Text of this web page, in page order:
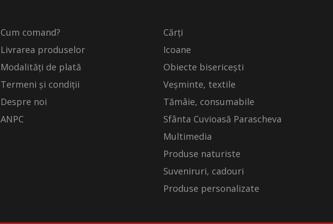
Cum comand?
Livrarea produselor
Modalități de plată
Termeni și condiții
Despre noi
ANPC
Cărți
Icoane
Obiecte bisericești
Veșminte, textile
Tămâie, consumabile
Sfânta Cuvioasă Parascheva
Multimedia
Produse naturiste
Suveniruri, cadouri
Produse personalizate